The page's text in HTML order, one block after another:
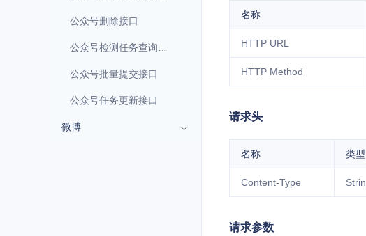
公众号删除接口
公众号批量提交接口
公众号任务更新接口
微博
名称
HTTP URL
HTTP Method
请求头
名称 类型
Content-Type
请求参数